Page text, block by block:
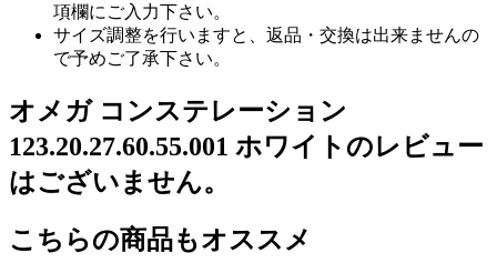
項欄にご入力下さい。
サイズ調整を行いますと、返品・交換は出来ませんの
で予めご了承下さい。
オメガ コンステレーション
123.20.27.60.55.001 ホワイトのレビュー
はございません。
こちらの商品もオススメ